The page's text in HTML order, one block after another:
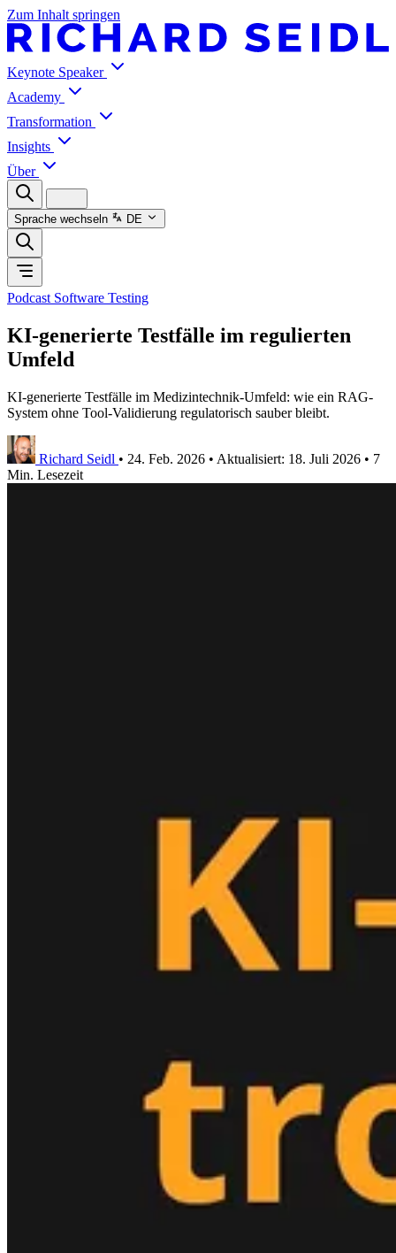
Zum Inhalt springen
Keynote Speaker
Academy
Transformation
Insights
Über
Sprache wechseln DE
Podcast Software Testing
KI‑generierte Testfälle im regulierten
Umfeld
KI-generierte Testfälle im Medizintechnik-Umfeld: wie ein RAG-
System ohne Tool-Validierung regulatorisch sauber bleibt.
Richard Seidl • 24. Feb. 2026 • Aktualisiert: 18. Juli 2026 • 7
Min. Lesezeit